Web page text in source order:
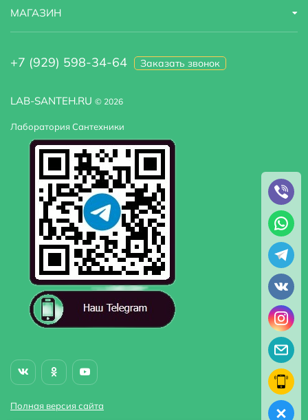
LAB-SANTEH.RU © 2026
Лаборатория Сантехники
Полная версия сайта
МАГАЗИН
+7 (929) 598-34-64 Заказать звонок